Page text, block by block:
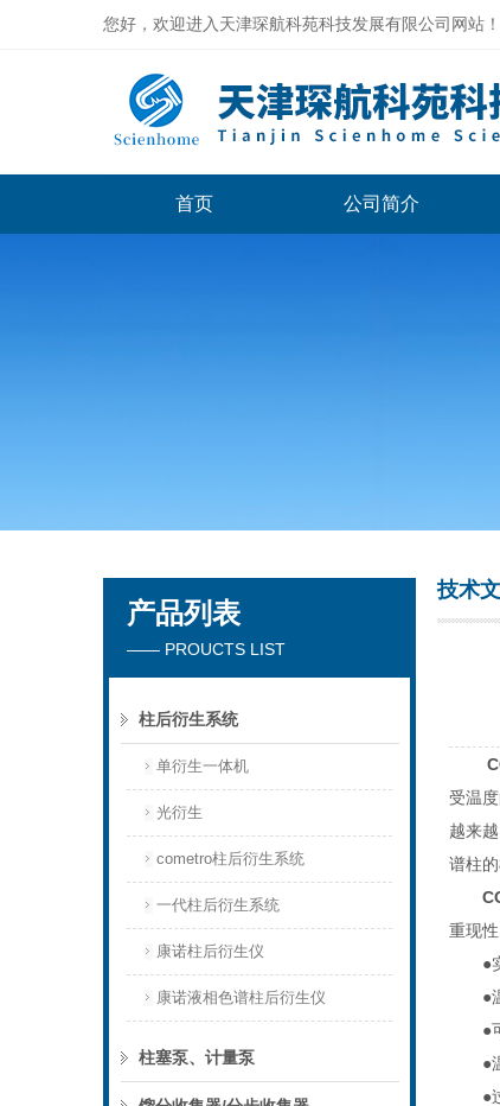
您好，欢迎进入天津琛航科苑科技发展有限公司网站！
天津琛航科苑科技发展有限公司
首页 公司简介
产品列表
—— PROUCTS LIST
柱后衍生系统
单衍生一体机
光衍生
cometro柱后衍生系统
一代柱后衍生系统
康诺柱后衍生仪
康诺液相色谱柱后衍生仪
柱塞泵、计量泵
技术
受温
越来
谱柱
重现性
●实
●温
●可
●温
●过